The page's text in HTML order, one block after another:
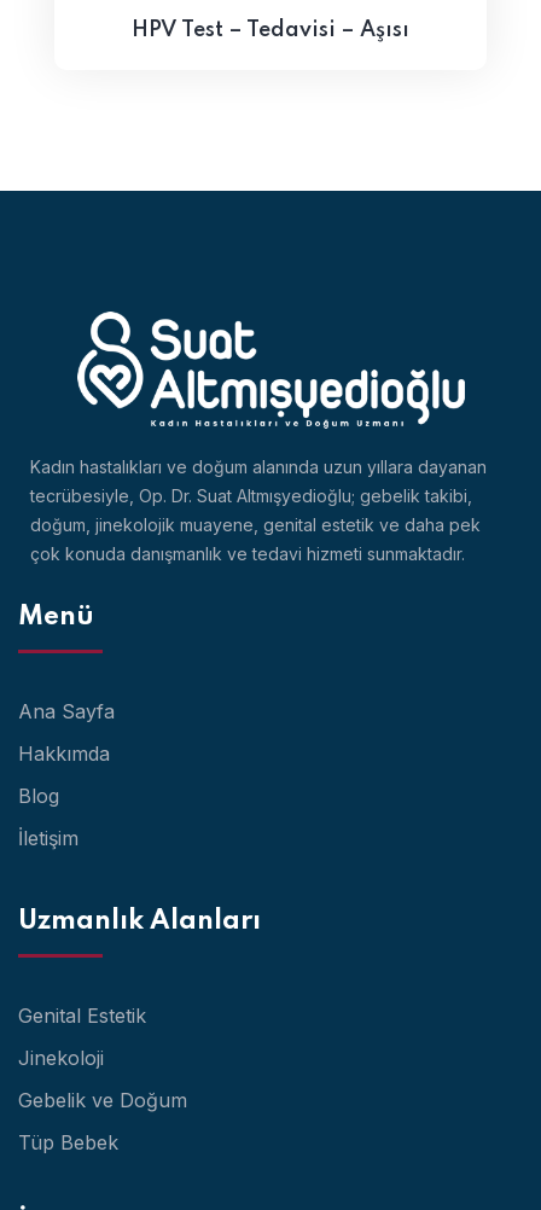
HPV Test – Tedavisi – Aşısı
Kadın hastalıkları ve doğum alanında uzun yıllara dayanan
tecrübesiyle, Op. Dr. Suat Altmışyedioğlu; gebelik takibi,
doğum, jinekolojik muayene, genital estetik ve daha pek
çok konuda danışmanlık ve tedavi hizmeti sunmaktadır.
Menü
Ana Sayfa
Hakkımda
Blog
İletişim
Uzmanlık Alanları
Genital Estetik
Jinekoloji
Gebelik ve Doğum
Tüp Bebek